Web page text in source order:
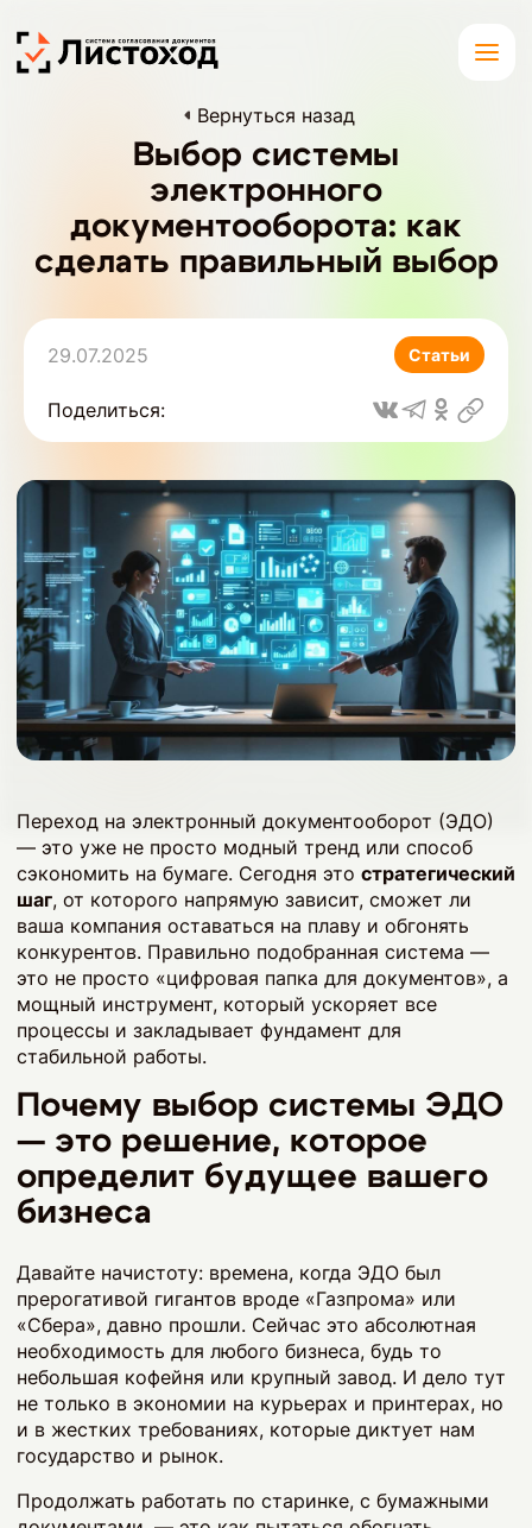
Вернуться назад
Выбор системы
электронного
документооборота: как
сделать правильный выбор
29.07.2025 Статьи
Поделиться:
Переход на электронный документооборот (ЭДО)
— это уже не просто модный тренд или способ
сэкономить на бумаге. Сегодня это стратегический
шаг, от которого напрямую зависит, сможет ли
ваша компания оставаться на плаву и обгонять
конкурентов. Правильно подобранная система —
это не просто «цифровая папка для документов», а
мощный инструмент, который ускоряет все
процессы и закладывает фундамент для
стабильной работы.
Почему выбор системы ЭДО
— это решение, которое
определит будущее вашего
бизнеса
Давайте начистоту: времена, когда ЭДО был
прерогативой гигантов вроде «Газпрома» или
«Сбера», давно прошли. Сейчас это абсолютная
необходимость для любого бизнеса, будь то
небольшая кофейня или крупный завод. И дело тут
не только в экономии на курьерах и принтерах, но
и в жестких требованиях, которые диктует нам
государство и рынок.
Продолжать работать по старинке, с бумажными